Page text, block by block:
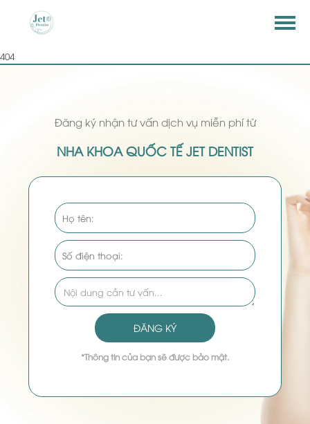
404
Đăng ký nhận tư vấn dịch vụ miễn phí từ
NHA KHOA QUỐC TẾ JET DENTIST
ĐĂNG KÝ
*Thông tin của bạn sẽ được bảo mật.